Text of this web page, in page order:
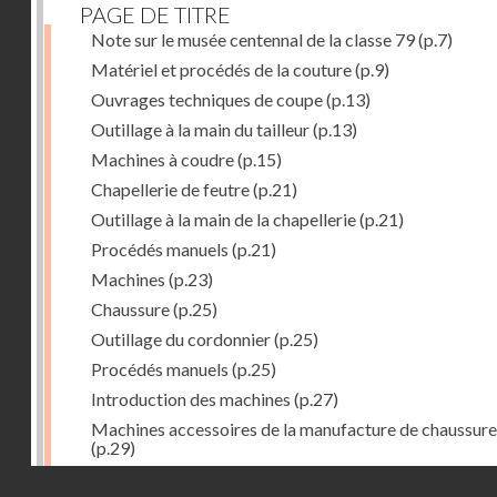
PAGE DE TITRE
Note sur le musée centennal de la classe 79(p.7)
Matériel et procédés de la couture(p.9)
Ouvrages techniques de coupe(p.13)
Outillage à la main du tailleur(p.13)
Machines à coudre(p.15)
Chapellerie de feutre(p.21)
Outillage à la main de la chapellerie(p.21)
Procédés manuels (p.21)
Machines (p.23)
Chaussure(p.25)
Outillage du cordonnier(p.25)
Procédés manuels (p.25)
Introduction des machines (p.27)
Machines accessoires de la manufacture de
(p.29)